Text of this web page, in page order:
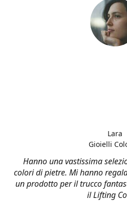
Hanno una vastissima
colori di pietre. Mi hanno
un prodotto per il trucco
il Lifting
Lara
Gioielli